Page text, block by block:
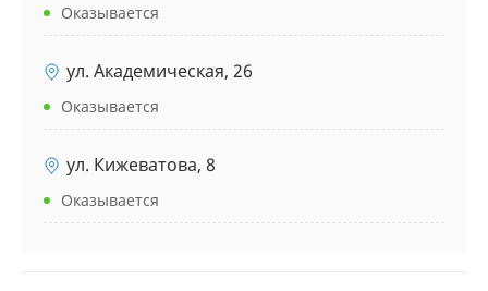
Оказывается
ул. Академическая, 26
Оказывается
ул. Кижеватова, 8
Оказывается